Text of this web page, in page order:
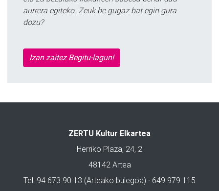
aurrera egiteko. Zeuk be gugaz bat egin gura
dozu?
Izan zaitez Begitu-lagun!
ZERTU Kultur Elkartea
Herriko Plaza, 24, 2
48142 Artea
Tel: 94 673 90 13 (Arteako bulegoa) · 649 979 115